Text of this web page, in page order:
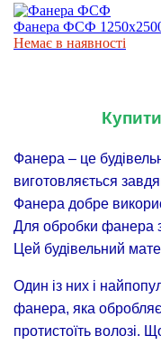
Фанера ФСФ
Немає в наявності
Фанера – це
виготовляється
Фанера добре
Для обробки фанера
Цей будівельний
Один із них і
фанера, яка
протистоїть волозі.